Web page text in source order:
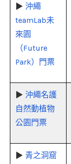
▶ 沖繩
teamLab未
來園
（Future
Park）門票
▶ 沖繩名護
自然動植物
公園門票
▶ 青之洞窟